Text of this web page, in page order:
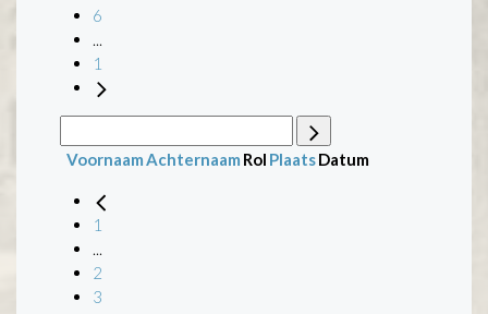
6
1
Voornaam Achternaam Rol PlaatsDatum
1
2
3